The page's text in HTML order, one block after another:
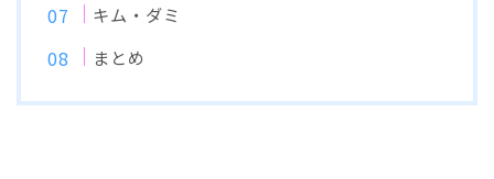
キム・ダミ
まとめ